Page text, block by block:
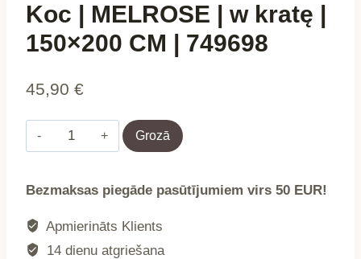
Koc | MELROSE | w kratę |
150×200 CM | 749698
45,90 €
Koc
|
|
kratę
Grozā
Bezmaksas piegāde pasūtījumiem virs 50 EUR!
Apmierināts Klients
14 dienu atgriešana